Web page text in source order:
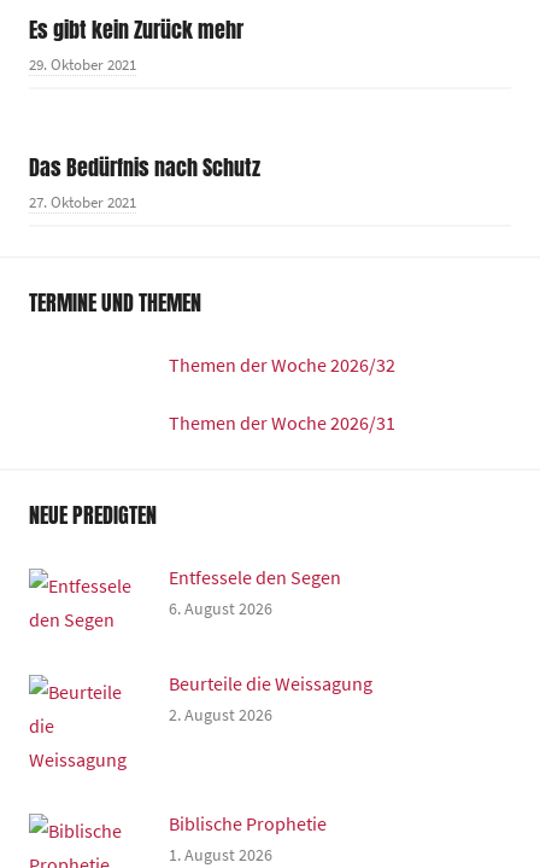
Es gibt kein Zurück mehr
29. Oktober 2021
Das Bedürfnis nach Schutz
27. Oktober 2021
TERMINE UND THEMEN
Themen der Woche 2026/32
Themen der Woche 2026/31
NEUE PREDIGTEN
Entfessele den Segen
6. August 2026
Beurteile die Weissagung
2. August 2026
Biblische Prophetie
1. August 2026